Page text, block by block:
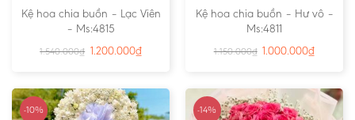
Kệ hoa chia buồn – Lạc Viên
– Ms:4815
1.540.000₫ 1.200.000₫
Kệ hoa chia buồn – Hư vô –
Ms:4811
1.150.000₫ 1.000.000₫
-10% -14%